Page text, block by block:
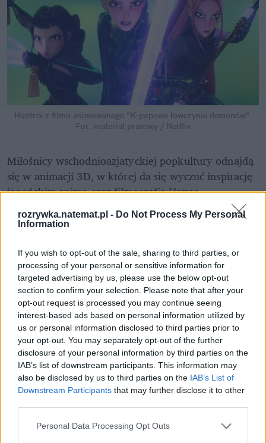
rozrywka.natemat.pl - Do Not Process My Personal
Information
If you wish to opt-out of the sale, sharing to third parties, or
processing of your personal or sensitive information for
targeted advertising by us, please use the below opt-out
section to confirm your selection. Please note that after your
opt-out request is processed you may continue seeing
interest-based ads based on personal information utilized by
us or personal information disclosed to third parties prior to
your opt-out. You may separately opt-out of the further
disclosure of your personal information by third parties on the
IAB’s list of downstream participants. This information may
also be disclosed by us to third parties on the IAB’s List of
Downstream Participants that may further disclose it to other
Personal Data Processing Opt Outs
Huntrix z filmu animowanego "K-popowe łowczynie demonów".
Fot. materiał prasowy / Netflix
Miłośnicy wschodnioazjatyckiej popkultury odnajdą
się w animacji 3D, w której da się wyczuć inspirację
japońskim anime oraz filmografią Hayao
Miyazakiego. W demonicznym tygrysie
towarzyszący Jinu dostrzeżemy m.in. kotobus z
Krainie Czarów" w reżyserii Tima Burtona.
W oryginalnym dubbingu słyszymy m.in. Arden Cho
("Teen Wolf: Nastoletni wilkołak"), May Hong
("Opowieści z San Francisco"), Ji-young Yoo ("Until
Dawn"), Ahn Hyo-seopa ("Dr. Romantic"), Daniela
Dae Kima ("Zagubieni") i Lee Byung-huna
(odtwórca roli Lidera w serialu "Squid Game"). W
polskiej wersji językowej głosu użyczyli za to
Katarzyna Kanabus (Cyberpunk 2077), Adriannę
Malecką ("Prorok"), Zuzanna Saporznikow
("Forst"), Sebastian Dela ("W lesie dziś nie zaśnie
nikt") i Robert Jarociński ("Zwierzogród").